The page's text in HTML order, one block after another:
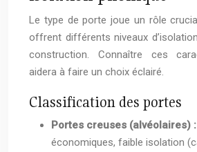
Le type de porte joue un rôle
offrent différents niveaux
construction. Connaître ces
aidera à faire un choix éclairé.
Classification des portes
Portes creuses (alvéolaires) :
économiques, faible isolation